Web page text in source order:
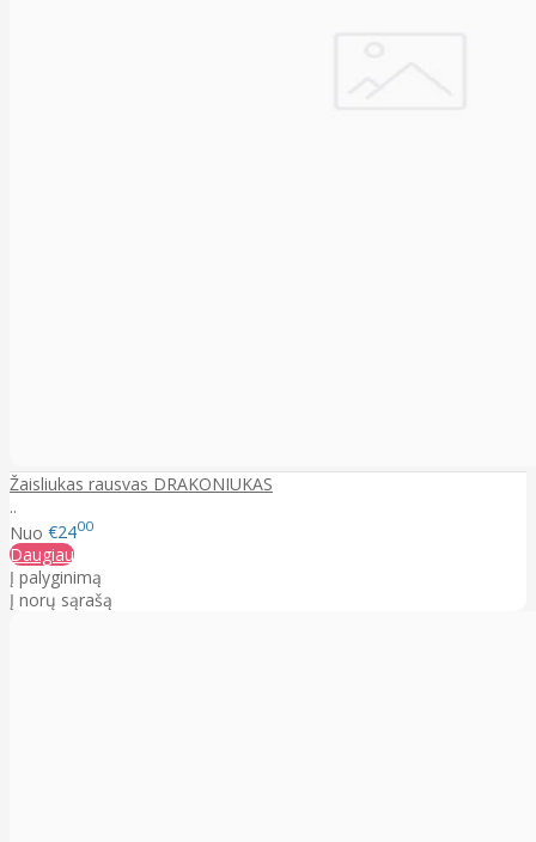
Žaisliukas rausvas DRAKONIUKAS
..
Nuo €2400
Daugiau
Į palyginimą
Į norų sąrašą